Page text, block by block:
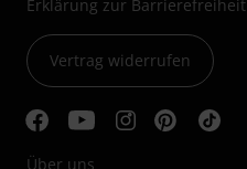
Erklärung zur Barrierefreiheit
Vertrag widerrufen
Über uns